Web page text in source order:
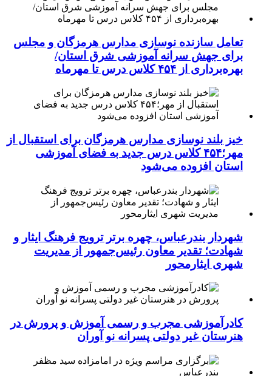
تعامل سازنده نوسازی مدارس هرمزگان و مجلس
برای جهش سرانه آموزشی شرق استان/
بهره‌برداری از ۴۵۴ کلاس درس تا مهرماه
خیز بلند نوسازی مدارس هرمزگان برای استقبال از
مهر؛۴۵۴ کلاس درس جدید به فضای آموزشی
استان افزوده می‌شود
شهردار بندرعباس، چهره برتر ترویج فرهنگ ایثار و
شهادت؛ تقدیر معاون رئیس‌جمهور از مدیریت
شهری ایثارمحور
کادرآموزشی مجرب و رسمی آموزش و پرورش در
هنرستان غیر دولتی پسرانه نو آوران